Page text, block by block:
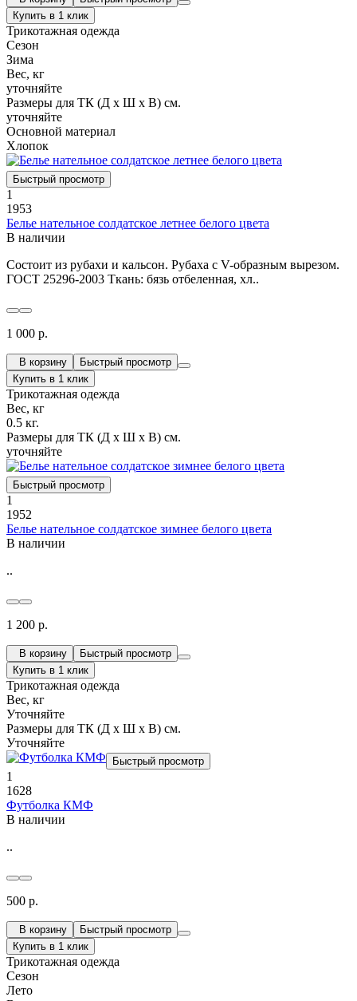
Купить в 1 клик
Трикотажная одежда
Сезон
Зима
Вес, кг
уточняйте
Размеры для ТК (Д х Ш х В) см.
уточняйте
Основной материал
Хлопок
Быстрый просмотр
1
1953
Белье нательное солдатское летнее белого цвета
В наличии
Состоит из рубахи и кальсон. Рубаха с V-образным вырезом.
ГОСТ 25296-2003 Ткань: бязь отбеленная, хл..
1 000 р.
В корзину
Быстрый просмотр
Купить в 1 клик
Трикотажная одежда
Вес, кг
0.5 кг.
Размеры для ТК (Д х Ш х В) см.
уточняйте
Быстрый просмотр
1
1952
Белье нательное солдатское зимнее белого цвета
В наличии
..
1 200 р.
В корзину
Быстрый просмотр
Купить в 1 клик
Трикотажная одежда
Вес, кг
Уточняйте
Размеры для ТК (Д х Ш х В) см.
Уточняйте
Быстрый просмотр
1
1628
Футболка КМФ
В наличии
..
500 р.
В корзину
Быстрый просмотр
Купить в 1 клик
Трикотажная одежда
Сезон
Лето